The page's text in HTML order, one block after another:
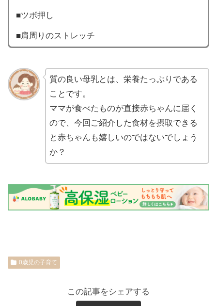
■ツボ押し
■肩周りのストレッチ
質の良い母乳とは、栄養たっぷりである
ことです。
ママが食べたものが直接赤ちゃんに届く
ので、今回ご紹介した食材を摂取できる
と赤ちゃんも嬉しいのではないでしょう
か？
0歳児の子育て
この記事をシェアする